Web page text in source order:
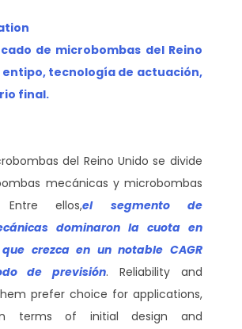
de microbombas del Reino
tipo, tecnología de actuación,
final.
del Reino Unido se divide
mecánicas y microbombas
ellos,el
segmento de
dominaron la cuota en
crezca en un notable CAGR
de previsión. Reliability and
prefer choice for applications,
terms of initial design and